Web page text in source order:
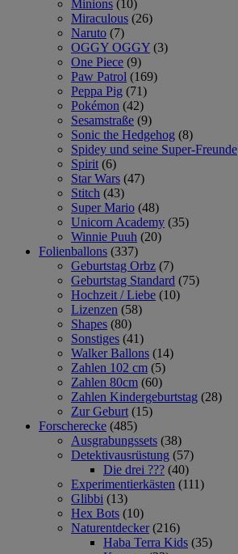
Minions (10)
Miraculous (26)
Naruto (7)
OGGY OGGY (3)
One Piece (9)
Paw Patrol (169)
Peppa Pig (71)
Pokémon (42)
Sesamstraße (9)
Sonic the Hedgehog (8)
Spidey und seine Super-Freunde
Spirit (6)
Star Wars (47)
Stitch (43)
Super Mario (48)
Unicorn Academy (35)
Winnie Puuh (20)
Folienballons (337)
Geburtstag Orbz (7)
Geburtstag Standard (75)
Hochzeit / Liebe (10)
Lizenzen (58)
Shapes (80)
Sonstiges (41)
Walker Ballons (14)
Zahlen 102 cm (5)
Zahlen 80cm (60)
Zahlen Kindergeburtstag (28)
Zur Geburt (15)
Forscherecke (485)
Ausgrabungssets (38)
Detektivausrüstung (57)
Die drei ??? (40)
Experimentierkästen (111)
Glibbi (13)
Hex Bots (10)
Naturentdecker (216)
Haba Terra Kids (35)